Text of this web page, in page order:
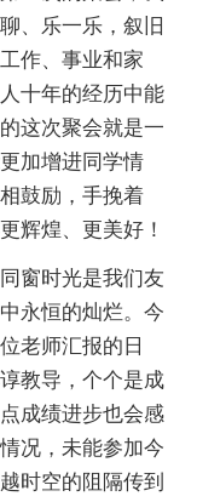
、乐一乐，叙旧
作、事业和家
十年的经历中能
这次聚会就是一
加增进同学情
鼓励，手挽着
辉煌、更美好！
窗时光是我们友
永恒的灿烂。今
老师汇报的日
教导，个个是成
成绩进步也会感
况，未能参加今
时空的阻隔传到